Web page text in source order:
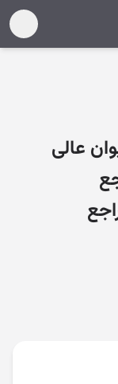
رو‌یه شماره ۶۵۵ دیوان عالی